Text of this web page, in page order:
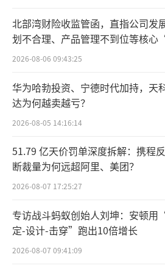
在此背景下，国内A股
绩也迎来复苏，尤其是存
司业绩预增的原因，多
了“下游需求复苏”“行
长”等因素，诸多现象都表
持续回暖。
处于半导体产业链上
复苏迹象明显。该公司预
归母净利润1000万元至
盈，较2023年同期已有明显
北部湾财险收监管函，直指公司发
划不合理、产品管理不到位等核心
点”
2026-08-06 09:43:25
华为哈勃投资、宁德时代加持，天
达为何越卖越亏？
2026-08-05 14:16:14
51.79 亿天价罚单深度拆解：携程
断裁量为何远超阿里、美团？
2026-08-07 17:25:27
专访战斗蚂蚁创始人刘坤：安顿用
定-设计-击穿”跑出10倍增长
2026-08-07 09:41:09